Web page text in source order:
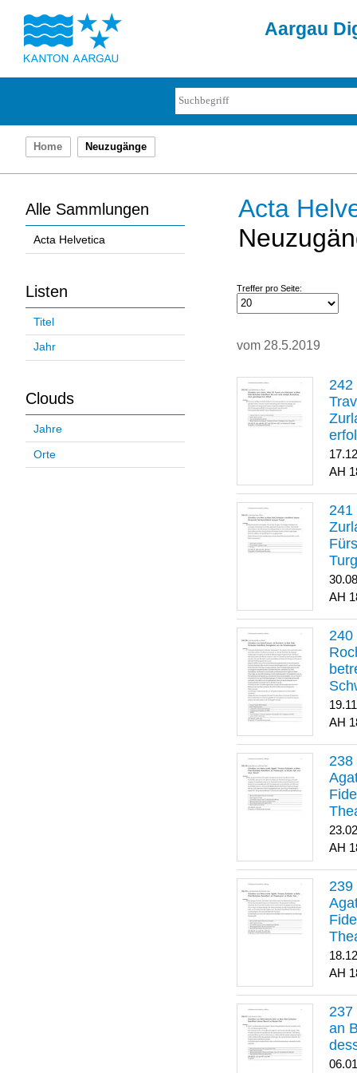
Aargau
Home Neuzugänge
Alle Sammlungen
Acta Helvetica
Listen
Titel
Jahr
Clouds
Jahre
Orte
Acta
Treffer pro Seite:
vom 28.5.2019
an